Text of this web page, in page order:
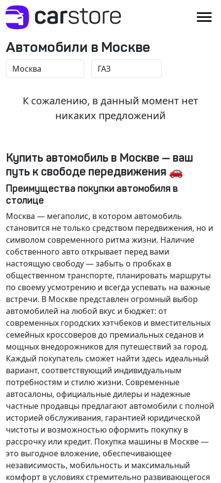
Автомобили в Москве
К сожалению, в данный момент нет
никаких предложений
Купить автомобиль в Москве — ваш
путь к свободе передвижения 🚗
Преимущества покупки автомобиля в
столице
Москва — мегаполис, в котором автомобиль
становится не только средством передвижения, но и
символом современного ритма жизни. Наличие
собственного авто открывает перед вами
настоящую свободу — забыть о пробках в
общественном транспорте, планировать маршруты
по своему усмотрению и всегда успевать на важные
встречи. В Москве представлен огромный выбор
автомобилей на любой вкус и бюджет: от
современных городских хэтчбеков и вместительных
семейных кроссоверов до премиальных седанов и
мощных внедорожников для путешествий за город.
Каждый покупатель сможет найти здесь идеальный
вариант, соответствующий индивидуальным
потребностям и стилю жизни. Современные
автосалоны, официальные дилеры и надежные
частные продавцы предлагают автомобили с полной
историей обслуживания, гарантией юридической
чистоты и возможностью оформить покупку в
рассрочку или кредит. Покупка машины в Москве —
это выгодное вложение, обеспечивающее
независимость, мобильность и максимальный
комфорт в условиях стремительно развивающегося